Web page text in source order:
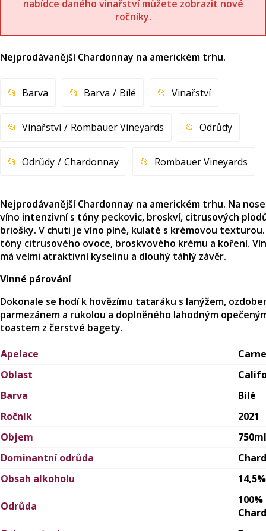
nabídce daného vinařství můžete zobrazit nové
ročníky.
Nejprodávanější Chardonnay na americkém trhu.
Barva Barva Bílé Vinařství
Vinařství Rombauer Vineyards Odrůdy
Odrůdy Chardonnay Rombauer Vineyards
Apelace
Oblast
Barva
Bílé
Ročník
2021
Objem
750ml
Dominantní odrůda
Obsah alkoholu
14,5%
Odrůda
100%
Nejprodávanější Chardonnay na americkém trhu. Na
víno intenzivní s tóny peckovic, broskví, citrusových
briošky. V chuti je víno plné, kulaté s krémovou
tóny citrusového ovoce, broskvového krému a koření.
má velmi atraktivní kyselinu a dlouhý táhlý závěr.
Vinné párování
Dokonale se hodí k hovězímu tataráku s lanýžem,
parmezánem a rukolou a doplněného lahodným
toastem z čerstvé bagety.